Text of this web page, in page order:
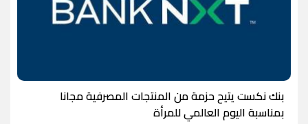
بنك نكست يتيح حزمة من المنتجات المصرفية مجانا
بمناسبة اليوم العالمي للمرأة